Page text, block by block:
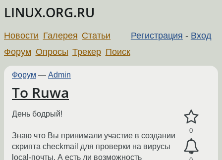
LINUX.ORG.RU
Регистрация - Вход
Новости Галерея Статьи
Форум Опросы Трекер Поиск
Форум — Admin
To Ruwa
0
День бодрый!
Знаю что Вы принимали участие в создании
скрипта checkmail для проверки на вирусы
local-почты. А есть ли возможность